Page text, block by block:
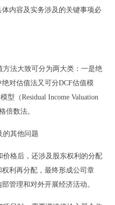
内容及实务涉及的关键事项必
法大致可分为两大类：一是绝
对估值法又可分DCF估值模
型（Residual Income Valuation
倍数法。
其他问题
格后，还涉及股东权利的分配
利再分配，最终形成公司章
管理和对外开展经济活动。